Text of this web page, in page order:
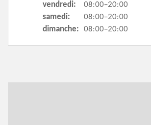
vendredi:
08:00–20:00
samedi:
08:00–20:00
dimanche:
08:00–20:00